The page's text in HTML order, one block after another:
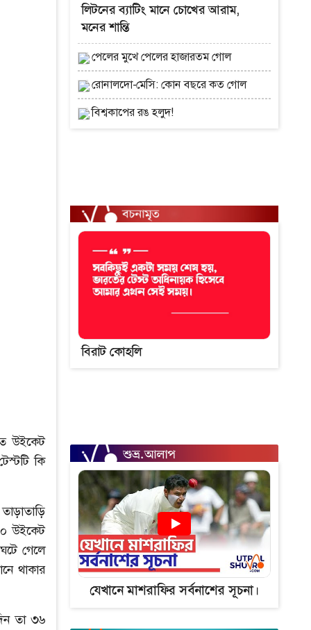
উইকেট
কি
উইকেট
গেলে
থাকার
তা ৩৬
লিটনের ব্যাটিং মানে চোখের আরাম,
মনের শান্তি
পেলের মুখে পেলের হাজারতম গোল
রোনালদো-মেসি: কোন বছরে কত গোল
বিশ্বকাপের রঙ হলুদ!
বিরাট কোহলি
যেখানে মাশরাফির সর্বনাশের সূচনা।